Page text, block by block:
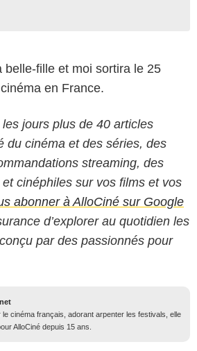
belle-fille et moi sortira le 25
en France.
les jours plus de 40 articles
du cinéma et des séries, des
streaming, des
cinéphiles sur vos films et vos
abonner à AlloCiné sur Google
d’explorer au quotidien les
par des passionnés pour
le cinéma français, adorant arpenter les festivals, elle
AlloCiné depuis 15 ans.